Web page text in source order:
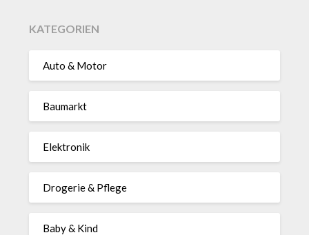
KATEGORIEN
Auto & Motor
Baumarkt
Elektronik
Drogerie & Pflege
Baby & Kind